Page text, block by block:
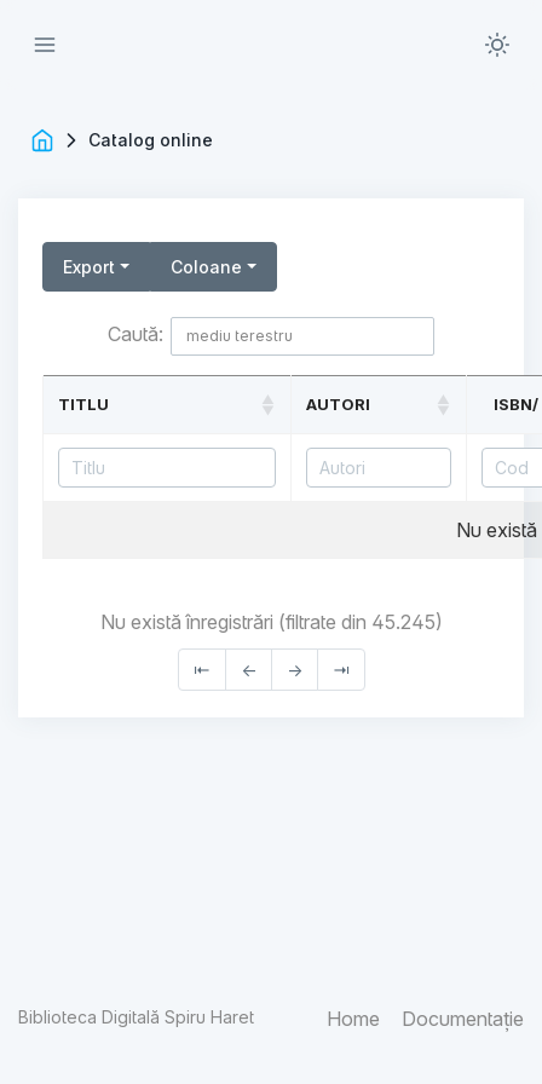
Catalog online
Export Coloane
Caută:
TITLU AUTORI ISBN/
Nu
Nu există înregistrări (filtrate din 45.245)
⇤ ← → ⇥
Biblioteca Digitală Spiru Haret Home Documentație